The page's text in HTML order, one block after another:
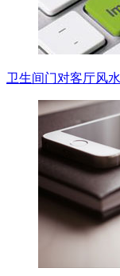
卫生间门对客厅风